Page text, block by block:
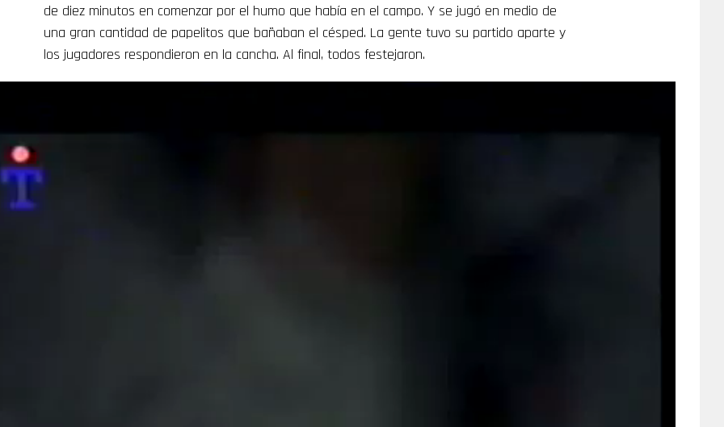
de diez minutos en comenzar por el humo que había en el campo. Y se jugó en medio de
una gran cantidad de papelitos que bañaban el césped. La gente tuvo su partido aparte y
los jugadores respondieron en la cancha. Al final, todos festejaron.